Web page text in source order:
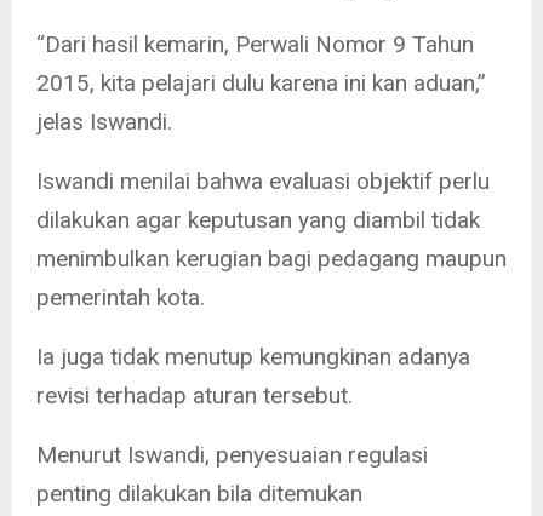
“Dari hasil kemarin, Perwali Nomor 9 Tahun
2015, kita pelajari dulu karena ini kan aduan,”
jelas Iswandi.
Iswandi menilai bahwa evaluasi objektif perlu
dilakukan agar keputusan yang diambil tidak
menimbulkan kerugian bagi pedagang maupun
pemerintah kota.
Ia juga tidak menutup kemungkinan adanya
revisi terhadap aturan tersebut.
Menurut Iswandi, penyesuaian regulasi
penting dilakukan bila ditemukan